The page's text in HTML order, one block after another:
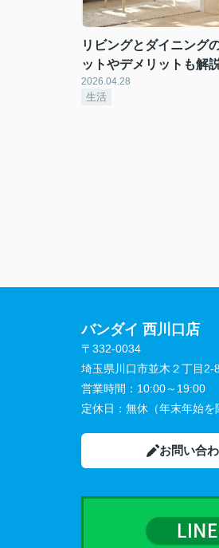
リビングとダイニング
ットやデメリットも解
2026.04.28
生活
バンダイ 西川口店
〒332-0034
埼玉県川口市並木２丁目2-
営業時間： 10:00～19:00
定休日： 無休（年末年始を
お問い合